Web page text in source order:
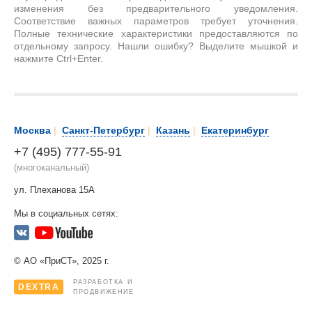
изменения без предварительного уведомления.
Соответствие важных параметров требует уточнения.
Полные технические характеристики предоставляются по
отдельному запросу. Нашли ошибку? Выделите мышкой и
нажмите Ctrl+Enter.
Москва | Санкт-Петербург | Казань | Екатеринбург
+7 (495) 777-55-91
(многоканальный)
ул. Плеханова 15А
Мы в социальных сетях:
© АО «ПриСТ», 2025 г.
DEXTRA
РАЗРАБОТКА И
ПРОДВИЖЕНИЕ